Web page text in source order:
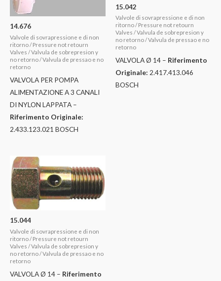
14.676
Valvole di sovrapressione e di non
ritorno / Pressure not retourn
Valves / Valvula de sobrepresion y
no retorno / Valvula de pressao e no
retorno
VALVOLA PER POMPA
ALIMENTAZIONE A 3 CANALI
DI NYLON LAPPATA –
Riferimento Originale:
2.433.123.021 BOSCH
15.042
Valvole di sovrapressione e di non
ritorno / Pressure not retourn
Valves / Valvula de sobrepresion y
no retorno / Valvula de pressao e no
retorno
VALVOLA Ø 14 – Riferimento
Originale: 2.417.413.046
BOSCH
15.044
Valvole di sovrapressione e di non
ritorno / Pressure not retourn
Valves / Valvula de sobrepresion y
no retorno / Valvula de pressao e no
retorno
VALVOLA Ø 14 – Riferimento